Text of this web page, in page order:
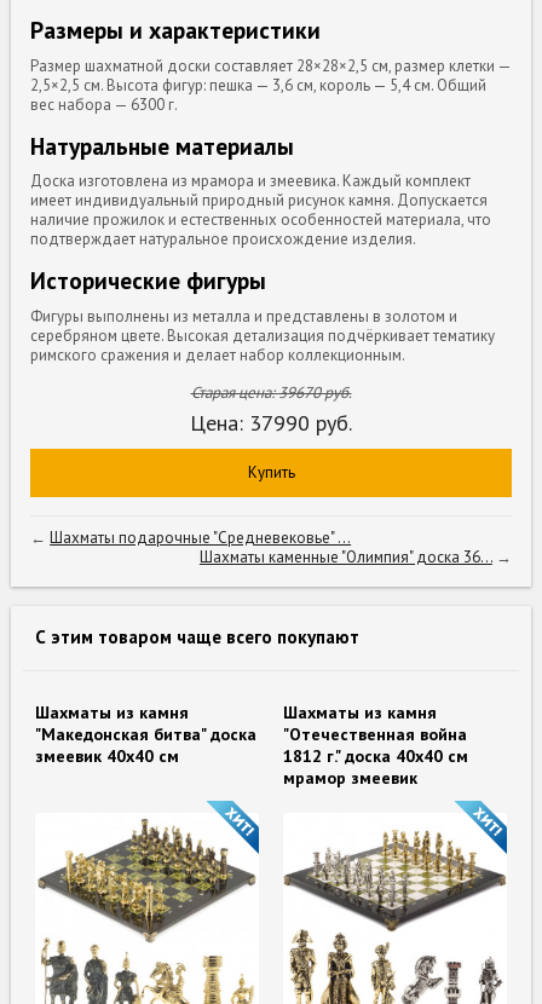
Размеры и характеристики
Размер шахматной доски составляет 28×28×2,5 см, размер клетки —
2,5×2,5 см. Высота фигур: пешка — 3,6 см, король — 5,4 см. Общий
вес набора — 6300 г.
Натуральные материалы
Доска изготовлена из мрамора и змеевика. Каждый комплект
имеет индивидуальный природный рисунок камня. Допускается
наличие прожилок и естественных особенностей материала, что
подтверждает натуральное происхождение изделия.
Исторические фигуры
Фигуры выполнены из металла и представлены в золотом и
серебряном цвете. Высокая детализация подчёркивает тематику
римского сражения и делает набор коллекционным.
Старая цена:39670руб.
Цена: 37990 руб.
Купить
←Шахматы подарочные "Средневековье" ...
Шахматы каменные "Олимпия" доска 36...→
С этим товаром чаще всего покупают
Шахматы из камня
"Македонская битва" доска
змеевик 40х40 см
Шахматы из камня
"Отечественная война
1812 г." доска 40х40 см
мрамор змеевик